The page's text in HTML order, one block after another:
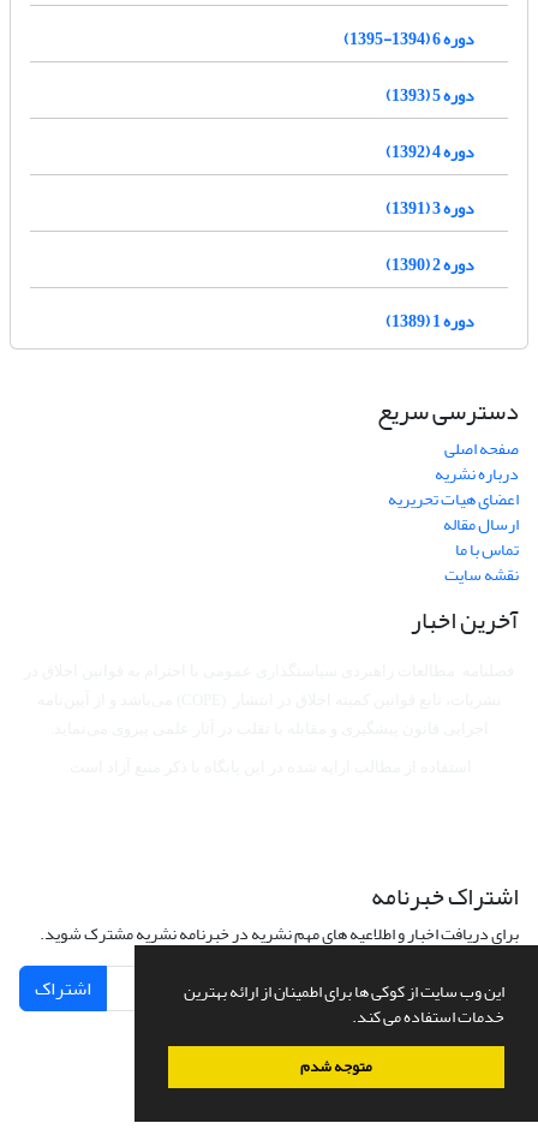
این وب سایت از کوکی ها برای اطمینان از ارائه بهترین
خدمات استفاده می کند.
متوجه شدم
دوره 6 (1394-1395)
دوره 5 (1393)
دوره 4 (1392)
دوره 3 (1391)
دوره 2 (1390)
دوره 1 (1389)
دسترسی سریع
صفحه اصلی
درباره نشریه
اعضای هیات تحریریه
ارسال مقاله
تماس با ما
نقشه سایت
آخرین اخبار
اشتراک خبرنامه
برای دریافت اخبار و اطلاعیه های مهم نشریه در خبرنامه نشریه مشترک شوید.
اشتراک
سامانه مدیریت نشریات علمی.طراحی و پیاده سازی ازسیناوب